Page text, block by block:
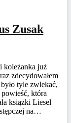
Zusak
koleżanka już
zdecydowałem
tyle zwlekać,
która
książki Liesel
na…